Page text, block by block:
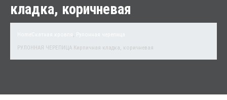
кладка, коричневая
,
РУЛОННАЯ ЧЕРЕПИЦА Кирпичная кладка, коричневая